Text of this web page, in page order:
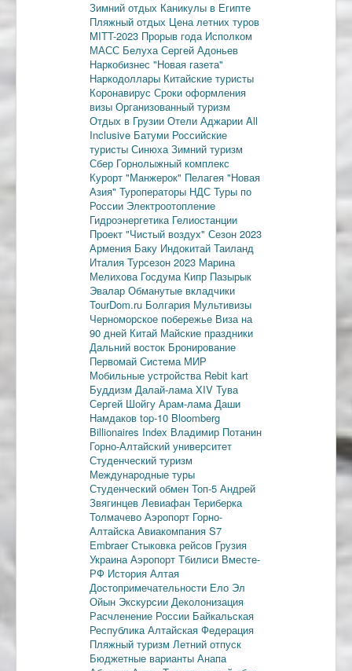
Зимний отдых Каникулы в Египте
Пляжный отдых Цена летних туров
MITT-2023 Прорыв года Исполком
МАСС Белуха Сергей Адоньев
Наркобизнес "Новая газета"
Наркодоллары Китайские туристы
Коронавирус Сроки оформления
визы Организованный туризм
Отдых в Грузии Отели Аджарии All
Inclusive Батуми Российские
туристы Синюха Зимний туризм
Сбер Горнолыжный комплекс
Курорт "Манжерок" Пелагея "Новая
Азия" Туроператоры НДС Туры по
России Электроотопление
Гидроэнергетика Гелиостанции
Проект "Чистый воздух" Сезон 2023
Армения Баку Индокитай Таиланд
Италия Турсезон 2023 Марина
Мелихова Госдума Кипр Пазырык
Эвалар Обманутые вкладчики
TourDom.ru Болгария Мультивизы
Черноморское побережье Виза на
90 дней Китай Майские праздники
Дальний восток Бронирование
Первомай Система МИР
Мобильные устройства Rebit kart
Буддизм Далай-лама XIV Тува
Сергей Шойгу Арам-лама Даши
Намдаков top-10 Bloomberg
Billionaires Index Владимир Потанин
Горно-Алтайский университет
Студенческий туризм
Международные туры
Студенческий обмен Топ-5 Андрей
Звягинцев Левиафан Териберка
Толмачево Аэропорт Горно-
Алтайска Авиакомпания S7
EmbraerСтыковка рейсов Грузия
Украина Аэропорт Тбилиси Вместе-
РФ История Алтая
Достопримечательности Ело Эл
Ойын Экскурсии Деколонизация
Расчленение России Байкальская
Республика Алтайская Федерация
Пляжный туризм Летний отпуск
Бюджетные варианты Анапа